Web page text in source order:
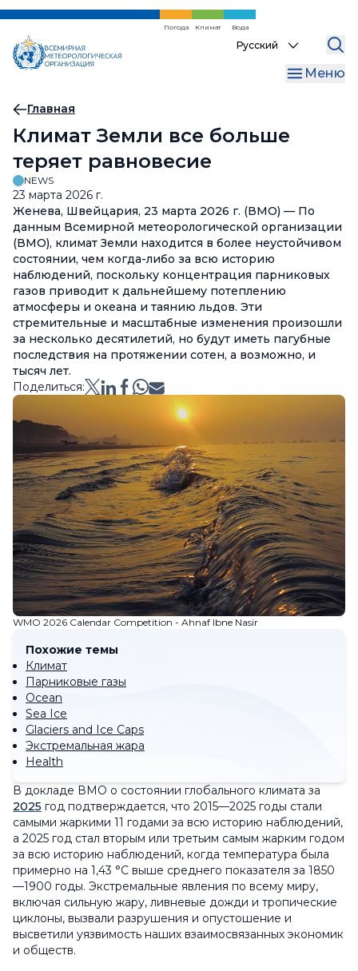
Перейти
основному
содержанию
Погода Климат Вода
Select
language
Меню
Хлебная
крошка
Главная
Климат Земли все больше
теряет равновесие
NEWS
23 марта 2026 г.
Женева, Швейцария, 23 марта 2026 г. (ВМО) — По
данным Всемирной метеорологической организации
(ВМО), климат Земли находится в более неустойчивом
состоянии, чем когда-либо за всю историю
наблюдений, поскольку концентрация парниковых
газов приводит к дальнейшему потеплению
атмосферы и океана и таянию льдов. Эти
стремительные и масштабные изменения произошли
за несколько десятилетий, но будут иметь пагубные
последствия на протяжении сотен, а возможно, и
тысяч лет.
Поделиться:
WMO 2026 Calendar Competition - Ahnaf Ibne Nasir
Похожие темы
Климат
Парниковые газы
Ocean
Sea Ice
Glaciers and Ice Caps
Экстремальная жара
Health
В докладе ВМО о состоянии глобального климата за
2025 год подтверждается, что 2015—2025 годы стали
самыми жаркими 11 годами за всю историю наблюдений,
а 2025 год стал вторым или третьим самым жарким годом
за всю историю наблюдений, когда температура была
примерно на 1,43 °C выше среднего показателя за 1850
—1900 годы. Экстремальные явления по всему миру,
включая сильную жару, ливневые дожди и тропические
циклоны, вызвали разрушения и опустошение и
высветили уязвимость наших взаимосвязанных экономик
и обществ.